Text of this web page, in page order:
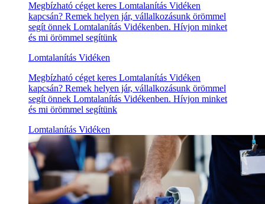
Megbízható céget keres Lomtalanítás Vidéken
kapcsán? Remek helyen jár, vállalkozásunk örömmel
segít önnek Lomtalanítás Vidékenben. Hívjon minket
és mi örömmel segítünk
Lomtalanítás Vidéken
Megbízható céget keres Lomtalanítás Vidéken
kapcsán? Remek helyen jár, vállalkozásunk örömmel
segít önnek Lomtalanítás Vidékenben. Hívjon minket
és mi örömmel segítünk
Lomtalanítás Vidéken